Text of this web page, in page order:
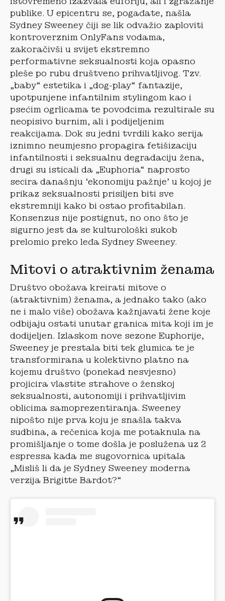
publike. U epicentru se, pogađate, našla
Sydney Sweeney čiji se lik odvažio zaploviti
kontroverznim OnlyFans vodama,
zakoračivši u svijet ekstremno
performativne seksualnosti koja opasno
pleše po rubu društveno prihvatljivog. Tzv.
„baby“ estetika i „dog-play“ fantazije,
upotpunjene infantilnim stylingom kao i
psećim ogrlicama te povodcima rezultirale su
neopisivo burnim, ali i podijeljenim
reakcijama. Dok su jedni tvrdili kako serija
iznimno neumjesno propagira fetišizaciju
infantilnosti i seksualnu degradaciju žena,
drugi su isticali da „Euphoria“ naprosto
secira današnju ‘ekonomiju pažnje’ u kojoj je
prikaz seksualnosti prisiljen biti sve
ekstremniji kako bi ostao profitabilan.
Konsenzus nije postignut, no ono što je
sigurno jest da se kulturološki sukob
prelomio preko leđa Sydney Sweeney.
Mitovi o atraktivnim ženama
Društvo obožava kreirati mitove o
(atraktivnim) ženama, a jednako tako (ako
ne i malo više) obožava kažnjavati žene koje
odbijaju ostati unutar granica mita koji im je
dodijeljen. Izlaskom nove sezone Euphorije,
Sweeney je prestala biti tek glumica te je
transformirana u kolektivno platno na
kojemu društvo (ponekad nesvjesno)
projicira vlastite strahove o ženskoj
seksualnosti, autonomiji i prihvatljivim
oblicima samoprezentiranja. Sweeney
nipošto nije prva koju je snašla takva
sudbina, a rečenica koja me potaknula na
promišljanje o tome došla je poslužena uz 2
espressa kada me sugovornica upitala
„Misliš li da je Sydney Sweeney moderna
verzija Brigitte Bardot?“